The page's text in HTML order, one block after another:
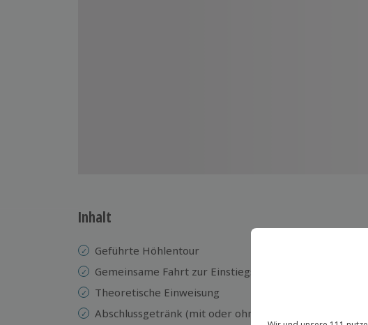
Inhalt
Geführte Höhlentour
Gemeinsame Fahrt zur Einstiegsstelle und zurück
Theoretische Einweisung
Abschlussgetränk (mit oder ohne Alkohol)